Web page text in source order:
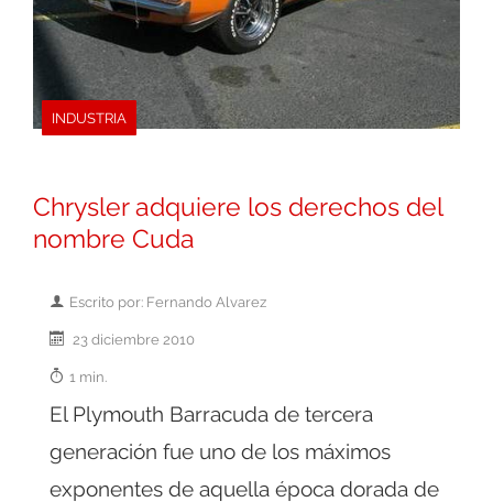
INDUSTRIA
Chrysler adquiere los derechos del
nombre Cuda
Escrito por: Fernando Alvarez
23 diciembre 2010
1 min.
El Plymouth Barracuda de tercera
generación fue uno de los máximos
exponentes de aquella época dorada de